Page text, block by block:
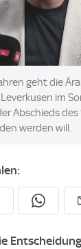
geht die
im
Abschieds des
werden will.